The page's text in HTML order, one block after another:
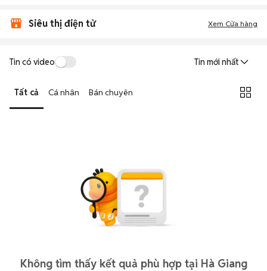
Siêu thị điện tử Xem Cửa hàng
Tin có video Tin mới nhất
Tất cả Cá nhân Bán chuyên
Không tìm thấy kết quả phù hợp tại Hà Giang